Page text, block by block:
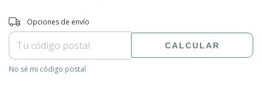
Entregas para el CP:
Opciones de envío
CALCULAR
No sé mi código postal